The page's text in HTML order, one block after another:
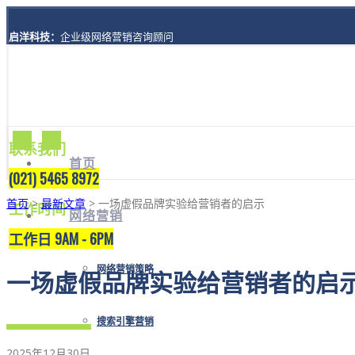
启洋科技： 企业级网络营销咨询顾问
联系我们
(021) 5465 8972
工作时间
工作日 9AM - 6PM
首页
网络营销
网络营销策略
搜索引擎营销
首页>最新文章 > 一场虚假品牌实验给营销者的启示
一场虚假品牌实验给营销者的启